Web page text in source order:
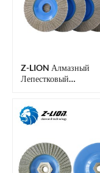
Z-LION Алмазный
Лепестковый
Для Шлифовки Стекла